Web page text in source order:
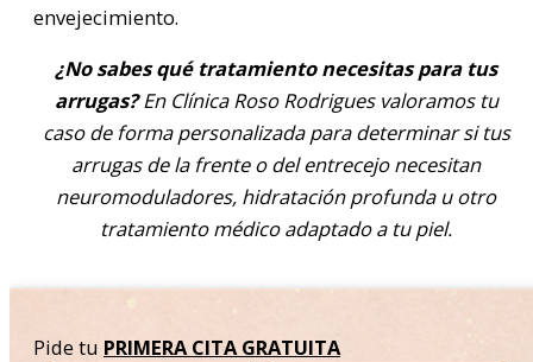
envejecimiento.
¿No sabes qué tratamiento necesitas para tus
arrugas?En Clínica Roso Rodrigues valoramos tu
caso de forma personalizada para determinar si tus
arrugas de la frente o del entrecejo necesitan
neuromoduladores, hidratación profunda u otro
tratamiento médico adaptado a tu piel.
Pide tu PRIMERA CITAGRATUITA